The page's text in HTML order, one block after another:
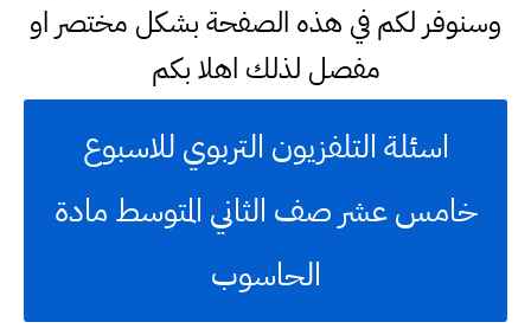
وسنوفر لكم في هذه الصفحة بشكل مختصر او
مفصل لذلك اهلا بكم
اسئلة التلفزيون التربوي للاسبوع
خامس عشر صف الثاني المتوسط مادة
الحاسوب